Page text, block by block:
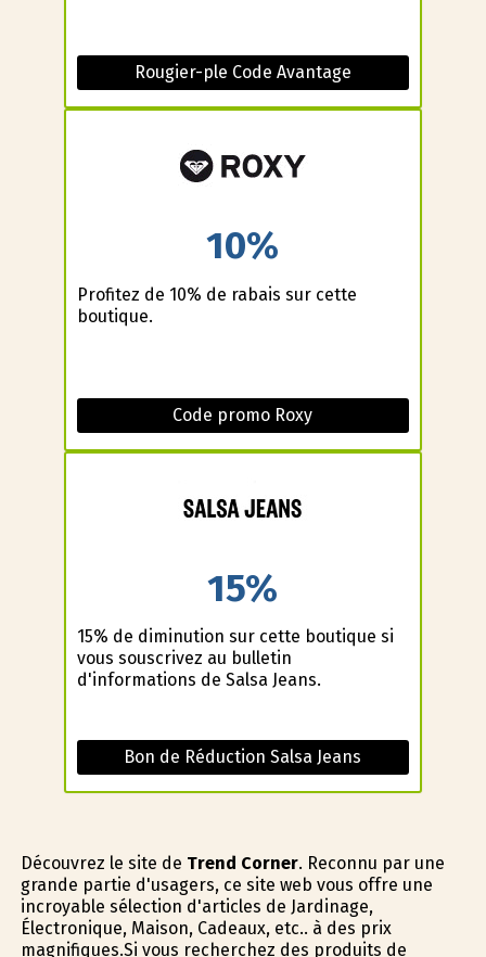
Rougier-ple Code Avantage
10%
Profitez de 10% de rabais sur cette
boutique.
Code promo Roxy
15%
15% de diminution sur cette boutique si
vous souscrivez au bulletin
d'informations de Salsa Jeans.
Bon de Réduction Salsa Jeans
Découvrez le site de Trend Corner. Reconnu par une
grande partie d'usagers, ce site web vous offre une
incroyable sélection d'articles de Jardinage,
Électronique, Maison, Cadeaux, etc.. à des prix
magnifiques.Si vous recherchez des produits de